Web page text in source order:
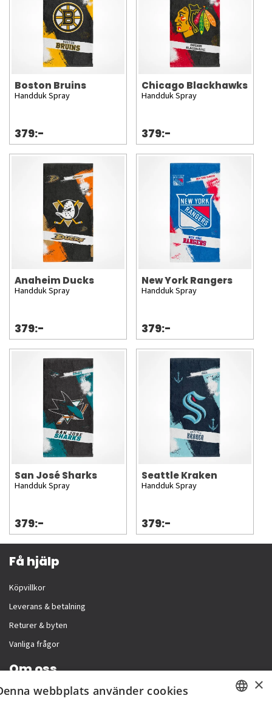
Boston Bruins
Handduk Spray
379:-
Chicago Blackhawks
Handduk Spray
379:-
Anaheim Ducks
Handduk Spray
379:-
New York Rangers
Handduk Spray
379:-
San José Sharks
Handduk Spray
379:-
Seattle Kraken
Handduk Spray
379:-
Få hjälp
Köpvillkor
Leverans & betalning
Returer & byten
Vanliga frågor
Om oss
Företagsinformation
×
webbplats använder cookies